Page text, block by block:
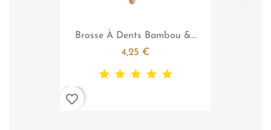
Aperçu rapide
Brosse À Dents Bambou &...
4,25 €
favorite_border